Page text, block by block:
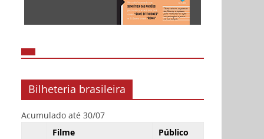
Bilheteria brasileira
Acumulado até 30/07
Filme
Público